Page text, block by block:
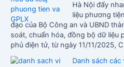
Hà Nội đẩy
liệu phương
đạo của Bộ Công an và UBND
soát, chuẩn hóa, đồng bộ dữ liệu
phủ điện tử, từ ngày 11/11/2025,
Danh sách các